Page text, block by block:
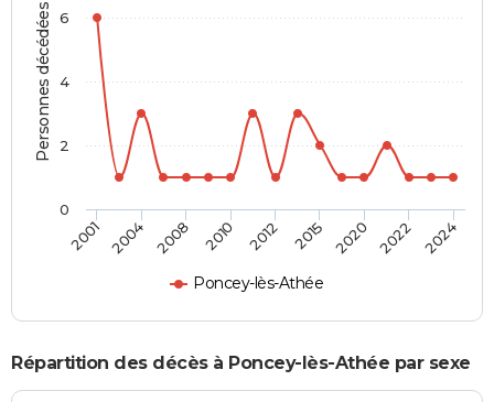
Personnes décédées
Poncey-lès-Athée
2001 2004 2008 2010 2012 2015 2020 2022 2024
0
2
4
6
Répartition des décès à Poncey-lès-Athée par sexe